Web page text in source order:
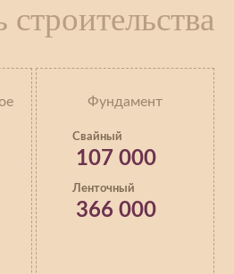
Фундамент
Свайный
107 000
Ленточный
366 000